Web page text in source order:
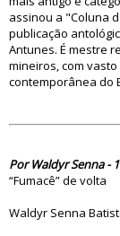
assinou a "Coluna
publicação
Antunes. É mestre
mineiros, com
contemporânea do
Por Waldyr Senna -
“Fumacê” de volta
Waldyr Senna